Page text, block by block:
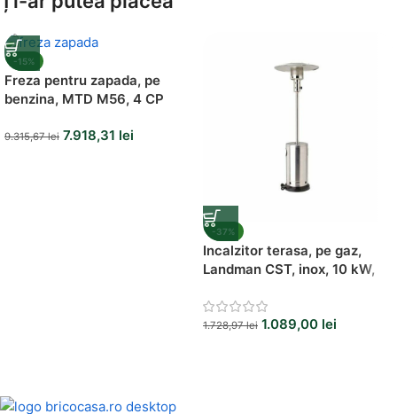
Suporți Hârtie Igenică
Vezi Oferta
-15%
Freza pentru zapada, pe
benzina, MTD M56, 4 CP
9.315,67lei 7.918,31 lei
-37%
Incalzitor terasa, pe gaz,
Landman CST, inox, 10 kW,
1.728,97lei 1.089,00 lei